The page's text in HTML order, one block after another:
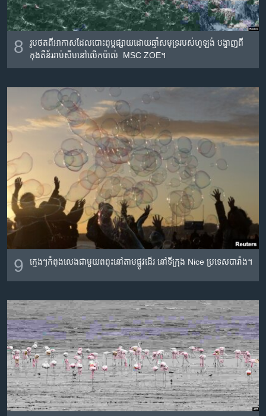
8
រូបថត​ពី​អាកាស​ដែល​បោះ​ពុម្ពផ្សាយ​ដោយ​ឆ្មាំ​សមុទ្រ​របស់​ហូឡង់​ បង្ហាញ​ពី​
កុងតឺន័រ​រាប់​សិប​នៅ​លើ​កប៉ាល់ MSC ZOE។
9 ក្មេងៗ​កំពុង​លេង​ជាមួយ​ពពុះ​នៅ​តាម​ផ្លូវ​ដើរ​ នៅទីក្រុង Nice ប្រទេស​បារាំង។